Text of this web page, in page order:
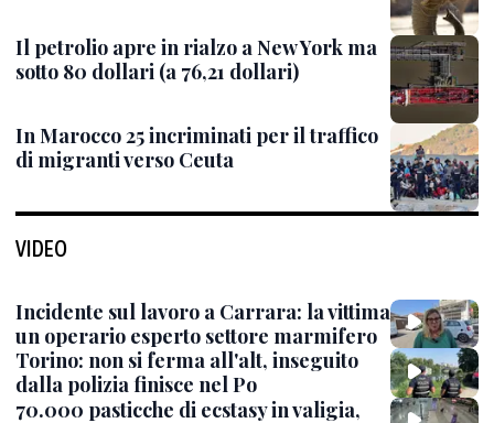
Il petrolio apre in rialzo a New York ma
sotto 80 dollari (a 76,21 dollari)
In Marocco 25 incriminati per il traffico
di migranti verso Ceuta
VIDEO
Incidente sul lavoro a Carrara: la vittima
un operario esperto settore marmifero
Torino: non si ferma all'alt, inseguito
dalla polizia finisce nel Po
70.000 pasticche di ecstasy in valigia,